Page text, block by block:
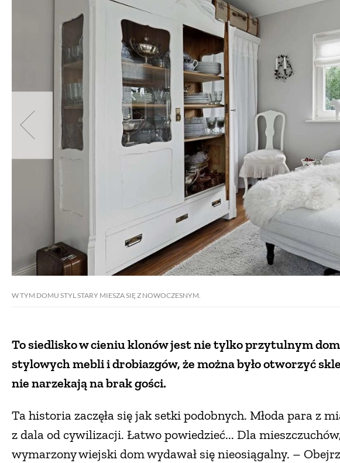
W TYM DOMU STYL STARY MIESZA SIĘ Z NOWOCZESNYM.
To siedlisko w cieniu klonów jest nie tylko przytulnym
stylowych mebli i drobiazgów, że można było otworzyć
nie narzekają na brak gości.
Ta historia zaczęła się jak setki podobnych. Młoda para z
z dala od cywilizacji. Łatwo powiedzieć... Dla
wymarzony wiejski dom wydawał się nieosiągalny. –